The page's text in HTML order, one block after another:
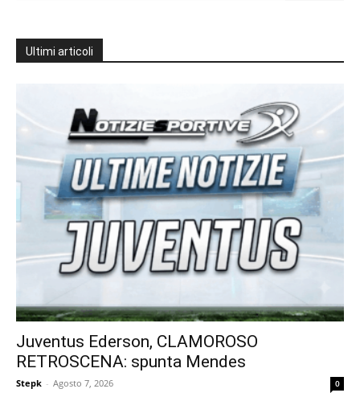
Ultimi articoli
Juventus Ederson, CLAMOROSO
RETROSCENA: spunta Mendes
Stepk - Agosto 7, 2026 0